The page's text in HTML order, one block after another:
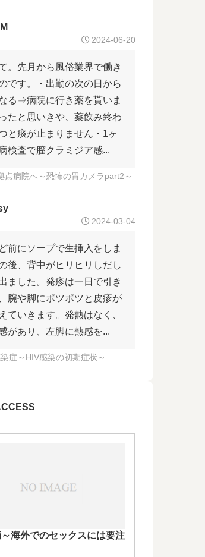
2024-06-20
。先月から風俗業界で働き
です。・出勤の次の日から
る⇒病院に行き薬を貰いま
たと思いきや、薬飲み終わ
と痰が止まりません・1ヶ
検査で膣クラミジア感...
点病院へ～恐怖の胃カメラpart2～
2024-03-04
前にソープで生挿入をしま
後、背中がヒリヒリしだし
ました。発疹は一日で引き
腕や脚にポツポツと皮疹が
ていきます。発熱はなく、
があり、左脚に熱感を...
症～HIV感染の初期症状～
海外でのセックスには要注